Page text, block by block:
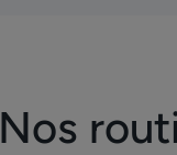
Nos